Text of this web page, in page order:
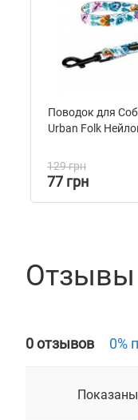
Поводок для
Urban Folk
129 грн
77 грн
Отзывы
0 отзывов 0%